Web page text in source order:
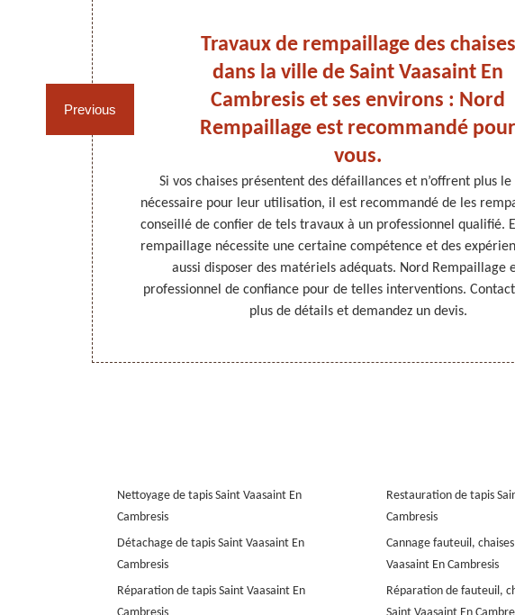
Previous
Travaux de rempaillage des chaises
dans la ville de Saint Vaasaint En
Cambresis et ses environs : Nord
Rempaillage est recommandé pour
vous.
Si vos chaises présentent des défaillances et n’offrent plus
nécessaire pour leur utilisation, il est recommandé de les
conseillé de confier de tels travaux à un professionnel qualifié.
rempaillage nécessite une certaine compétence et des
aussi disposer des matériels adéquats. Nord Rempaillage
professionnel de confiance pour de telles interventions.
plus de détails et demandez un devis.
Nettoyage de tapis Saint Vaasaint En
Cambresis
Détachage de tapis Saint Vaasaint En
Cambresis
Réparation de tapis Saint Vaasaint En
Restauration de tapis
Cambresis
Cannage fauteuil,
Vaasaint En Cambresis
Réparation de fauteuil,